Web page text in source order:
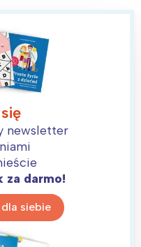
newsletter
za darmo!
siebie